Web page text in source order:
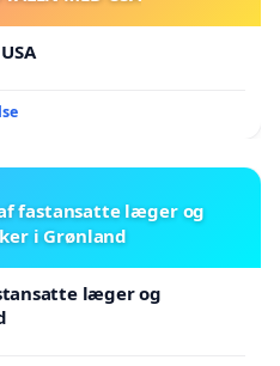
fastansatte læger og
i Grønland
læger og